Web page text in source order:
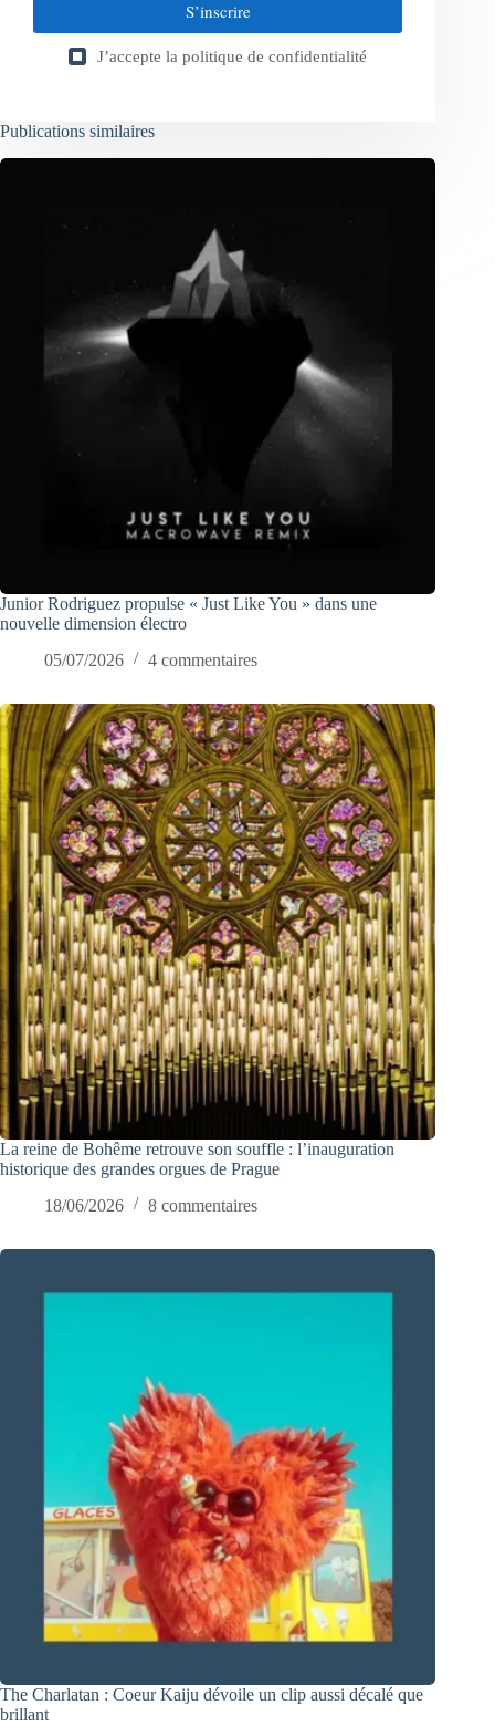
S’inscrire
J’accepte la politique de confidentialité
Publications similaires
Junior Rodriguez propulse « Just Like You » dans une
nouvelle dimension électro
05/07/2026
4 commentaires
La reine de Bohême retrouve son souffle : l’inauguration
historique des grandes orgues de Prague
18/06/2026
8 commentaires
The Charlatan : Coeur Kaiju dévoile un clip aussi décalé que
brillant